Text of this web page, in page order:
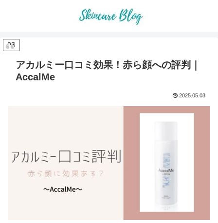
PR
アカルミー口コミ効果！赤ら顔への評判｜
AccalMe
2025.05.03